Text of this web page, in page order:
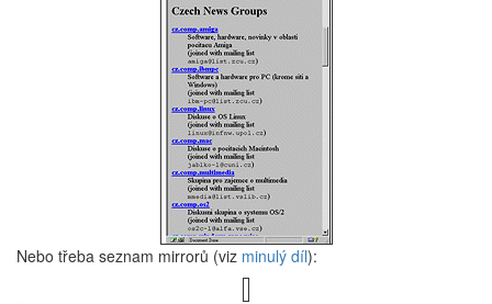
Nebo třeba seznam mirrorů (viz minulý díl):